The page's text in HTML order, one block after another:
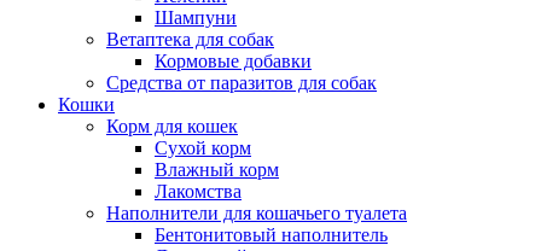
Шампуни
Ветаптека для собак
Кормовые добавки
Средства от паразитов для собак
Кошки
Корм для кошек
Сухой корм
Влажный корм
Лакомства
Наполнители для кошачьего туалета
Бентонитовый наполнитель